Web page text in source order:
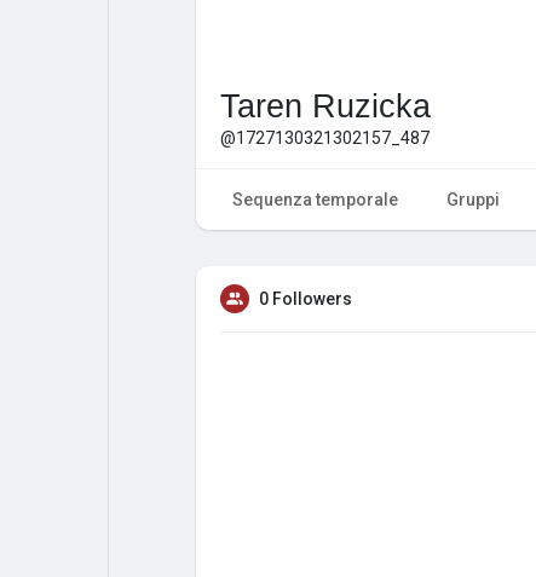
Taren Ruzicka
@1727130321302157_487
Sequenza temporale Gruppi
0 Followers